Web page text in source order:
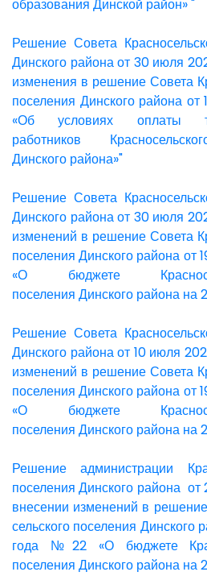
образования Динской район» "
Решение Совета
Динского района от 30 июля
изменения в решение Совета
поселения Динского района
«Об условиях оплаты
работников
Динского района»"
Решение Совета
Динского района от 30 июля
изменений в решение Совета
поселения Динского района
«О бюджете
поселения Динского района на
Решение Совета
Динского района от 10 июля
изменений в решение Совета
поселения Динского района
«О бюджете
поселения Динского района на
Решение администрации
поселения Динского района
внесении изменений в
сельского поселения Динского
года №22 «О бюджете
поселения Динского района на